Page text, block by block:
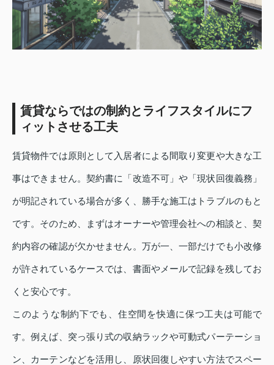
賃貸ならではの制約とライフスタイルにフ
ィットさせる工夫
賃貸物件では原則として入居者による間取り変更や大きな工
事はできません。契約書に「改造不可」や「現状回復義務」
が明記されている場合が多く、勝手な施工はトラブルのもと
です。そのため、まずはオーナーや管理会社への相談と、契
約内容の確認が欠かせません。万が一、一部だけでも小改修
が許されているケースでは、書面やメールで記録を残してお
くと安心です。
このような制約下でも、住空間を快適に保つ工夫は可能で
す。例えば、突っ張り式の収納ラックや可動式パーテーショ
ン、カーテンなどを活用し、原状回復しやすい方法でスペー